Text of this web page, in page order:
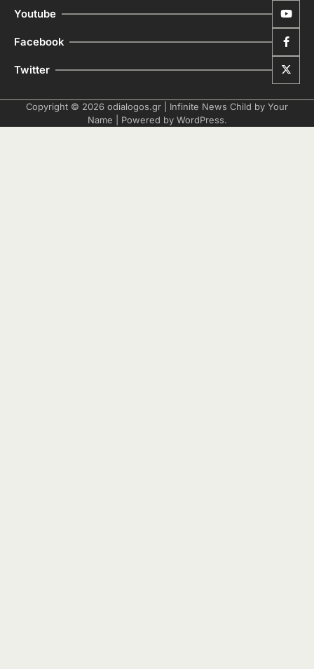
Youtube
Facebook
Twitter
Copyright © 2026 odialogos.gr | Infinite News Child by Your
Name | Powered by WordPress.